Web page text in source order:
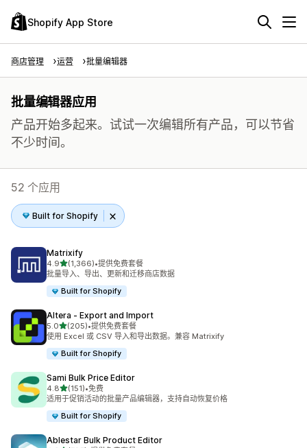
Shopify App Store
商店管理 运营 批量编辑器
批量编辑器应用
产品开始多起来。试试一次编辑所有产品，可以节省
不少时间。
52 个应用
Built for Shopify
Matrixify
4.9星（满分 5 星）
(1,366)
总共 1366 条评论
•提供免费套餐
批量导入、导出、更新和迁移商店数据
Built for Shopify
Altera ‑ Export and Import
5.0星（满分 5 星）
(205)
总共 205 条评论
•提供免费套餐
使用 Excel 或 CSV 导入和导出数据。兼容 Matrixify
Built for Shopify
Sami Bulk Price Editor
4.8星（满分 5 星）
(151)
总共 151 条评论
•免费
适用于促销活动的批量产品编辑器，支持自动恢复价格
Built for Shopify
Ablestar Bulk Product Editor